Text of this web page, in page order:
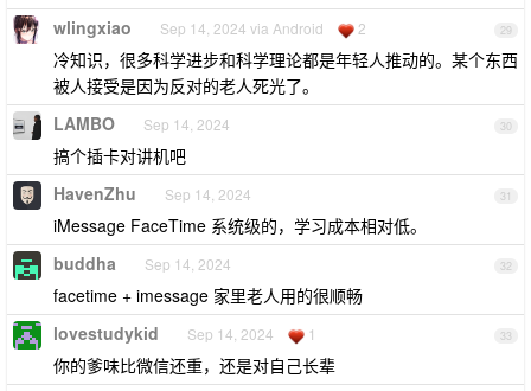
29
wlingxiao Sep 14, 2024 via Android 2
冷知识，很多科学进步和科学理论都是年轻人推动的。某个东西
被人接受是因为反对的老人死光了。
30
LAMBO Sep 14, 2024
搞个插卡对讲机吧
31
HavenZhu Sep 14, 2024
iMessage FaceTime 系统级的，学习成本相对低。
32
buddha Sep 14, 2024
facetime + imessage 家里老人用的很顺畅
33
lovestudykid Sep 14, 2024 1
你的爹味比微信还重，还是对自己长辈